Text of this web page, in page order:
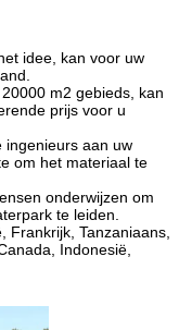
idee, kan voor uw
m2 gebieds, kan
prijs voor u
ingenieurs aan uw
om het materiaal te
onderwijzen om
te leiden.
Frankrijk, Tanzaniaans,
Indonesië,